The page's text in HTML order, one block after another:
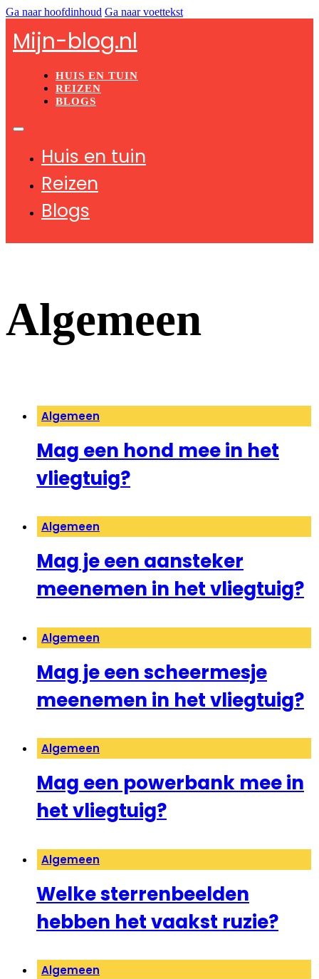
Ga naar hoofdinhoud Ga naar voettekst
Mijn-blog.nl
HUIS EN TUIN
REIZEN
BLOGS
Huis en tuin
Reizen
Blogs
Algemeen
Algemeen
Mag een hond mee in het
vliegtuig?
Algemeen
Mag je een aansteker
meenemen in het vliegtuig?
Algemeen
Mag je een scheermesje
meenemen in het vliegtuig?
Algemeen
Mag een powerbank mee in
het vliegtuig?
Algemeen
Welke sterrenbeelden
hebben het vaakst ruzie?
Algemeen